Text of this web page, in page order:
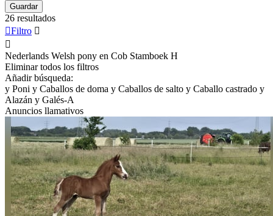
Guardar
26 resultados
Filtro 

Nederlands Welsh pony en Cob Stamboek H
Eliminar todos los filtros
Añadir búsqueda:
y Poni y Caballos de doma y Caballos de salto y Caballo castrado y
Alazán y Galés-A
Anuncios llamativos